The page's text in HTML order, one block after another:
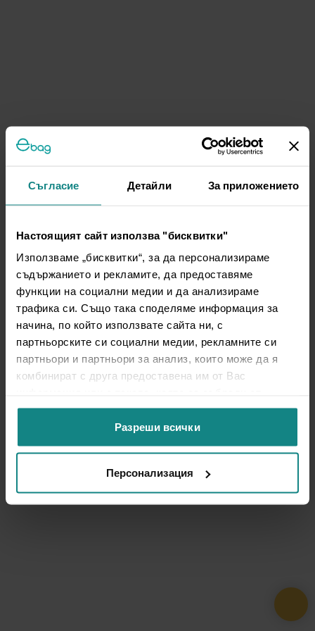
Съгласие Детайли За приложението
Настоящият сайт използва "бисквитки"
Използваме „бисквитки“, за да персонализираме
съдържанието и рекламите, да предоставяме
функции на социални медии и да анализираме
трафика си. Също така споделяме информация за
начина, по който използвате сайта ни, с
партньорските си социални медии, рекламните си
партньори и партньори за анализ, които може да я
комбинират с друга предоставена им от Вас
ползването от Ваша страна на услугите им.
Разреши всички
Персонализация